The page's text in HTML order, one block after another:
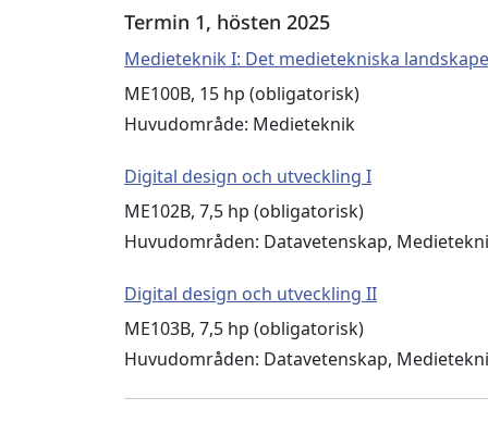
Termin 1, hösten 2025
Medieteknik I: Det medietekniska
ME100B, 15 hp (obligatorisk)
Huvudområde: Medieteknik
Digital design och utveckling I
ME102B, 7,5 hp (obligatorisk)
Huvudområden: Datavetenskap,
Digital design och utveckling II
ME103B, 7,5 hp (obligatorisk)
Huvudområden: Datavetenskap,